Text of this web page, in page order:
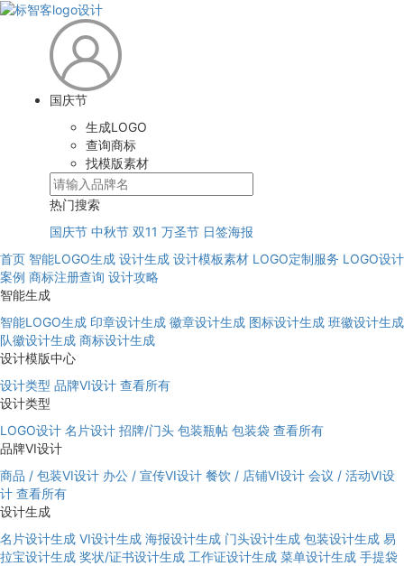
国庆节
生成LOGO
查询商标
找模版素材
热门搜索
国庆节 中秋节 双11 万圣节 日签海报
首页 智能LOGO生成 设计生成 设计模板素材 LOGO定制服务 LOGO设计
案例 商标注册查询 设计攻略
智能生成
智能LOGO生成 印章设计生成 徽章设计生成 图标设计生成 班徽设计生成
队徽设计生成 商标设计生成
设计模版中心
设计类型 品牌VI设计 查看所有
设计类型
LOGO设计 名片设计 招牌/门头 包装瓶帖 包装袋 查看所有
品牌VI设计
商品 / 包装VI设计 办公 / 宣传VI设计 餐饮 / 店铺VI设计 会议 / 活动VI设
计 查看所有
设计生成
名片设计生成 VI设计生成 海报设计生成 门头设计生成 包装设计生成 易
拉宝设计生成 奖状/证书设计生成 工作证设计生成 菜单设计生成 手提袋